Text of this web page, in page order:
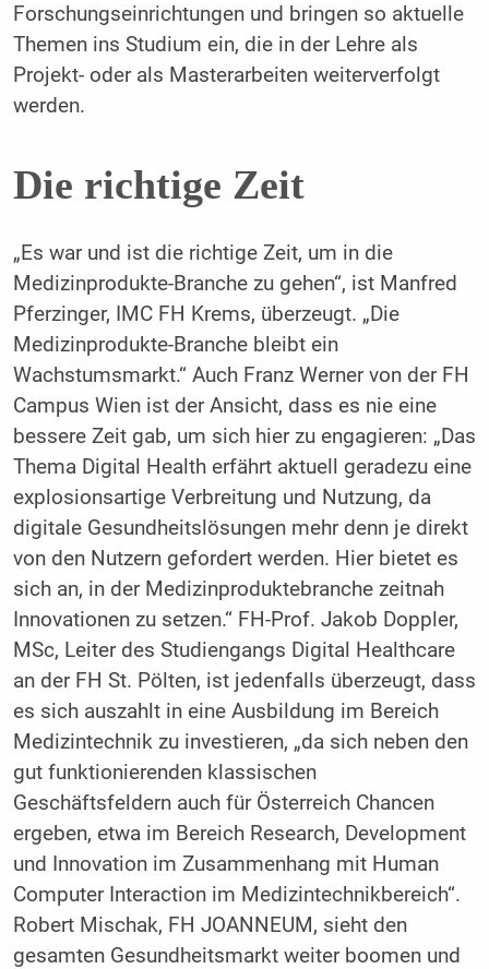
Forschungseinrichtungen und bringen so aktuelle
Themen ins Studium ein, die in der Lehre als
Projekt- oder als Masterarbeiten weiterverfolgt
werden.
Die richtige Zeit
„Es war und ist die richtige Zeit, um in die
Medizinprodukte-Branche zu gehen“, ist Manfred
Pferzinger, IMC FH Krems, überzeugt. „Die
Medizinprodukte-Branche bleibt ein
Wachstumsmarkt.“ Auch Franz Werner von der FH
Campus Wien ist der Ansicht, dass es nie eine
bessere Zeit gab, um sich hier zu engagieren: „Das
Thema Digital Health erfährt aktuell geradezu eine
explosionsartige Verbreitung und Nutzung, da
digitale Gesundheitslösungen mehr denn je direkt
von den Nutzern gefordert werden. Hier bietet es
sich an, in der Medizinproduktebranche zeitnah
Innovationen zu setzen.“ FH-Prof. Jakob Doppler,
MSc, Leiter des Studiengangs Digital Healthcare
an der FH St. Pölten, ist jedenfalls überzeugt, dass
es sich auszahlt in eine Ausbildung im Bereich
Medizintechnik zu investieren, „da sich neben den
gut funktionierenden klassischen
Geschäftsfeldern auch für Österreich Chancen
ergeben, etwa im Bereich Research, Development
und Innovation im Zusammenhang mit Human
Computer Interaction im Medizintechnikbereich“.
Robert Mischak, FH JOANNEUM, sieht den
gesamten Gesundheitsmarkt weiter boomen und